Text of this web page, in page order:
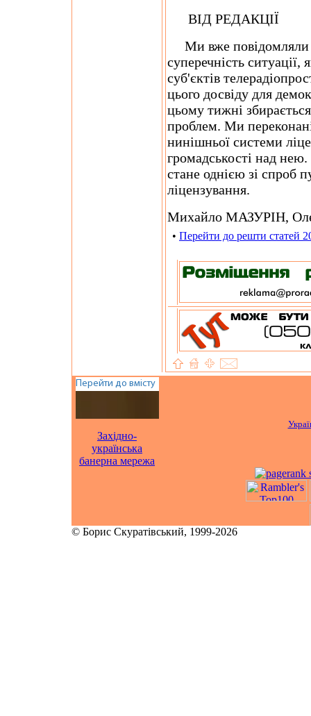
ВIД РЕДАКЦIЇ
Ми вже повідомляли
суперечність ситуації,
суб'єктів
цього досвіду для
цьому тижні
проблем. Ми
нинішньої системи
громадськості над
стане однією зі спроб
ліцензування.
Михайло МАЗУРIН,
• Перейти до решти статей
Західно-
українська
банерна мережа
© Борис Скуратівський, 1999-2026